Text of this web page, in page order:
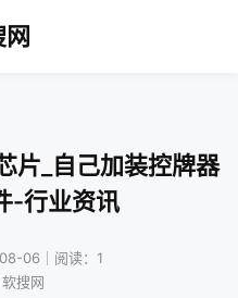
片_自己加装控牌器
-行业资讯
06｜阅读：1
搜网